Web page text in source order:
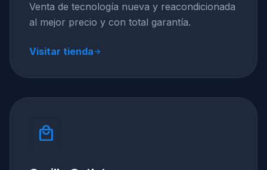
Venta de tecnología nueva y reacondicionada
al mejor precio y con total garantía.
Visitar tiendaarrow_forward
local_mall